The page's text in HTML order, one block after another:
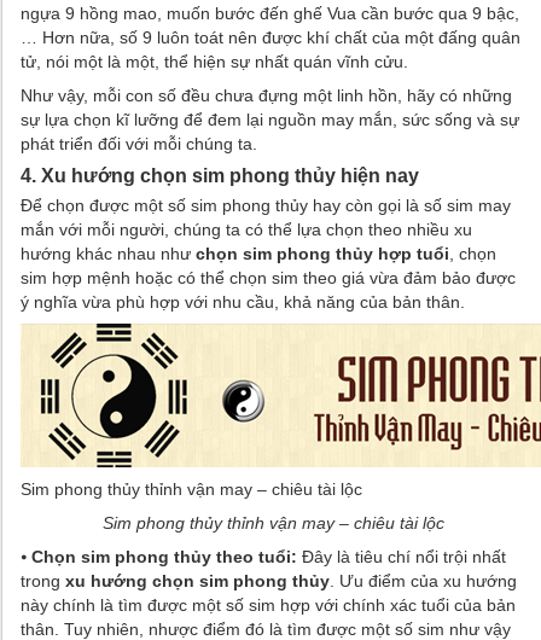
ngựa 9 hồng mao, muốn bước đến ghế Vua cần bước qua 9 bậc,
… Hơn nữa, số 9 luôn toát nên được khí chất của một đấng quân
tử, nói một là một, thể hiện sự nhất quán vĩnh cửu.
Như vậy, mỗi con số đều chưa đựng một linh hồn, hãy có những
sự lựa chọn kĩ lưỡng để đem lại nguồn may mắn, sức sống và sự
phát triển đối với mỗi chúng ta.
4. Xu hướng chọn sim phong thủy hiện nay
Để chọn được một số sim phong thủy hay còn gọi là số sim may
mắn với mỗi người, chúng ta có thể lựa chọn theo nhiều xu
hướng khác nhau như chọn sim phong thủy hợp tuổi , chọn
sim hợp mệnh hoặc có thể chọn sim theo giá vừa đảm bảo được
ý nghĩa vừa phù hợp với nhu cầu, khả năng của bản thân.
Sim phong thủy thỉnh vận may – chiêu tài lộc
Sim phong thủy thỉnh vận may – chiêu tài lộc
⦁ Chọn sim phong thủy theo tuổi: Đây là tiêu chí nổi trội nhất
trong xu hướng chọn sim phong thủy . Ưu điểm của xu hướng
này chính là tìm được một số sim hợp với chính xác tuổi của bản
thân. Tuy nhiên, nhược điểm đó là tìm được một số sim như vậy